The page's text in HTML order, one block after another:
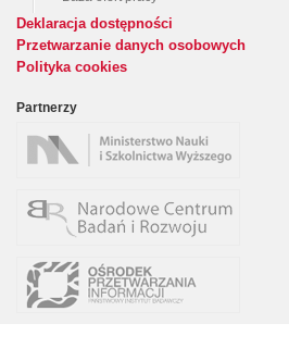
Deklaracja dostępności
Przetwarzanie danych osobowych
Polityka cookies
Partnerzy